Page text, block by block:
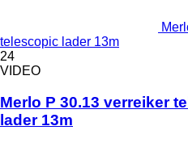
telescopic lader 13m
24
VIDEO
Merlo P 30.13 verreiker
lader 13m